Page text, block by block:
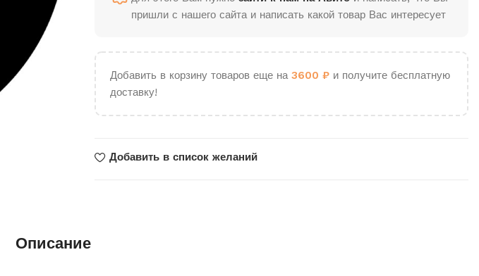
пришли с нашего сайта и написать какой товар Вас интересует
Добавить в корзину товаров еще на 3600 ₽и получите бесплатную
доставку!
Добавить в список желаний
Описание